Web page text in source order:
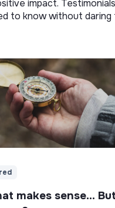
impact.
to know without daring
makes sense... But